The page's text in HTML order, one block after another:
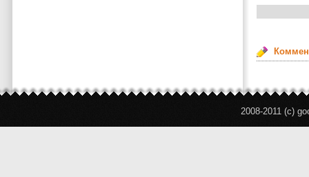
2008-2011 (c)